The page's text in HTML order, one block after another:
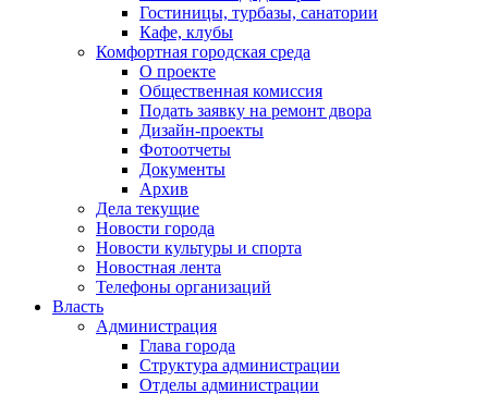
Гостиницы, турбазы, санатории
Кафе, клубы
Комфортная городская среда
О проекте
Общественная комиссия
Подать заявку на ремонт двора
Дизайн-проекты
Фотоотчеты
Документы
Архив
Дела текущие
Новости города
Новости культуры и спорта
Новостная лента
Телефоны организаций
Власть
Администрация
Глава города
Структура администрации
Отделы администрации